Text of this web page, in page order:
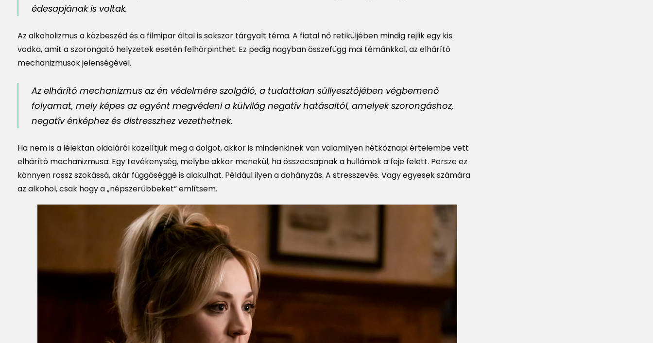
édesapjának is voltak.
Az alkoholizmus a közbeszéd és a filmipar által is sokszor tárgyalt téma. A fiatal nő retiküljében mindig rejlik egy kis
vodka, amit a szorongató helyzetek esetén felhörpinthet. Ez pedig nagyban összefügg mai témánkkal, az elhárító
mechanizmusok jelenségével.
Az elhárító mechanizmus az én védelmére szolgáló, a tudattalan süllyesztőjében végbemenő
folyamat, mely képes az egyént megvédeni a külvilág negatív hatásaitól, amelyek szorongáshoz,
negatív énképhez és distresszhez vezethetnek.
Ha nem is a lélektan oldaláról közelítjük meg a dolgot, akkor is mindenkinek van valamilyen hétköznapi értelembe vett
elhárító mechanizmusa. Egy tevékenység, melybe akkor menekül, ha összecsapnak a hullámok a feje felett. Persze ez
könnyen rossz szokássá, akár függőséggé is alakulhat. Például ilyen a dohányzás. A stresszevés. Vagy egyesek számára
az alkohol, csak hogy a „népszerűbbeket” említsem.